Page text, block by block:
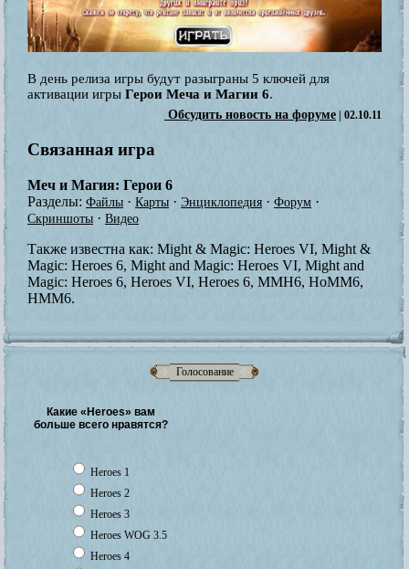
Голосование
Какие «Heroes» вам
больше всего нравятся?
Heroes 1
Heroes 2
Heroes 3
Heroes WOG 3.5
Heroes 4
В день релиза игры будут разыграны 5 ключей для
активации игры Герои Меча и Магии 6.
Обсудить новость на форуме | 02.10.11
Связанная игра
Меч и Магия: Герои 6
Разделы: Файлы · Карты · Энциклопедия · Форум ·
Скриншоты · Видео
Также известна как: Might & Magic: Heroes VI, Might &
Magic: Heroes 6, Might and Magic: Heroes VI, Might and
Magic: Heroes 6, Heroes VI, Heroes 6, MMH6, HoMM6,
HMM6.